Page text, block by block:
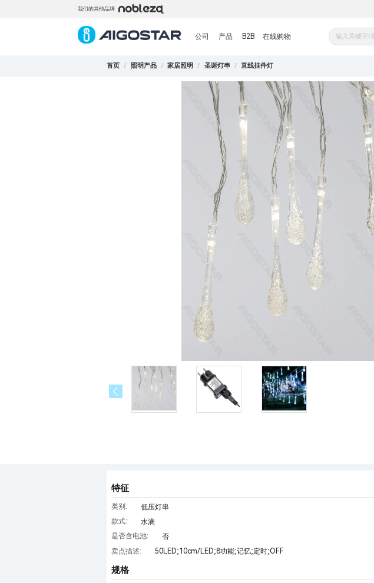
我们的其他品牌
公司 产品 B2B 在线购物
首页 / 照明产品 / 家居照明 / 圣诞灯串 / 直线挂件灯
特征
类别: 低压灯串
款式:
水滴
是否含电池:
否
卖点描述:
50LED;10cm/LED;8功能;记忆;定时;OFF
规格